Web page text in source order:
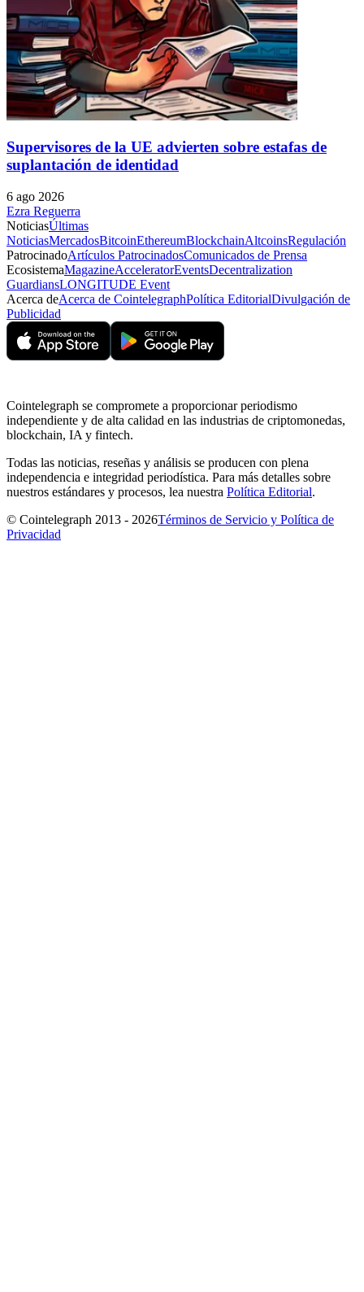
Supervisores de la UE advierten sobre estafas de
suplantación de identidad
6 ago 2026
Ezra Reguerra
NoticiasÚltimas
NoticiasMercadosBitcoinEthereumBlockchainAltcoinsRegulación
PatrocinadoArtículos PatrocinadosComunicados de Prensa
EcosistemaMagazineAcceleratorEventsDecentralization
GuardiansLONGITUDE Event
Acerca deAcerca de CointelegraphPolítica EditorialDivulgación de
Publicidad
Cointelegraph se compromete a proporcionar periodismo
independiente y de alta calidad en las industrias de criptomonedas,
blockchain, IA y fintech.
Todas las noticias, reseñas y análisis se producen con plena
independencia e integridad periodística. Para más detalles sobre
nuestros estándares y procesos, lea nuestra Política Editorial.
© Cointelegraph 2013 - 2026Términos de Servicio y Política de
Privacidad